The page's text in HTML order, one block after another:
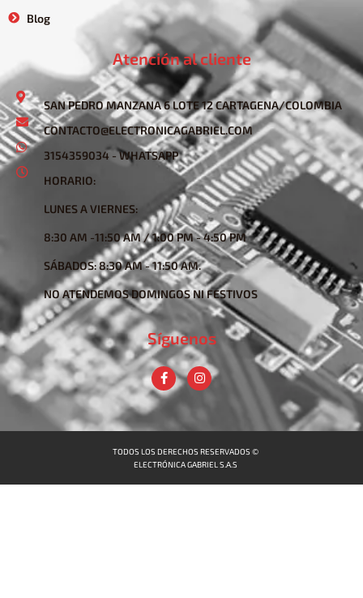
Blog
Atención al cliente
SAN PEDRO MANZANA 6 LOTE 12 CARTAGENA/COLOMBIA
CONTACTO@ELECTRONICAGABRIEL.COM
3154359034 - WHATSAPP
HORARIO:
LUNES A VIERNES:
8:30 AM -11:50 AM / 1:00 PM - 4:50 PM
SÁBADOS: 8:30 AM - 11:50 AM.
NO ATENDEMOS DOMINGOS NI FESTIVOS
Síguenos
TODOS LOS DERECHOS RESERVADOS ©
ELECTRÓNICA GABRIEL S.A.S